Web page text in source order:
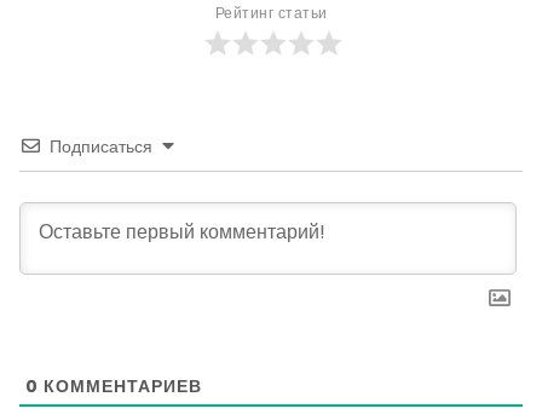
Рейтинг статьи
Подписаться
0 КОММЕНТАРИЕВ